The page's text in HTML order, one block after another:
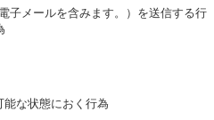
子メールを含みます。）を送信する行
な状態におく行為